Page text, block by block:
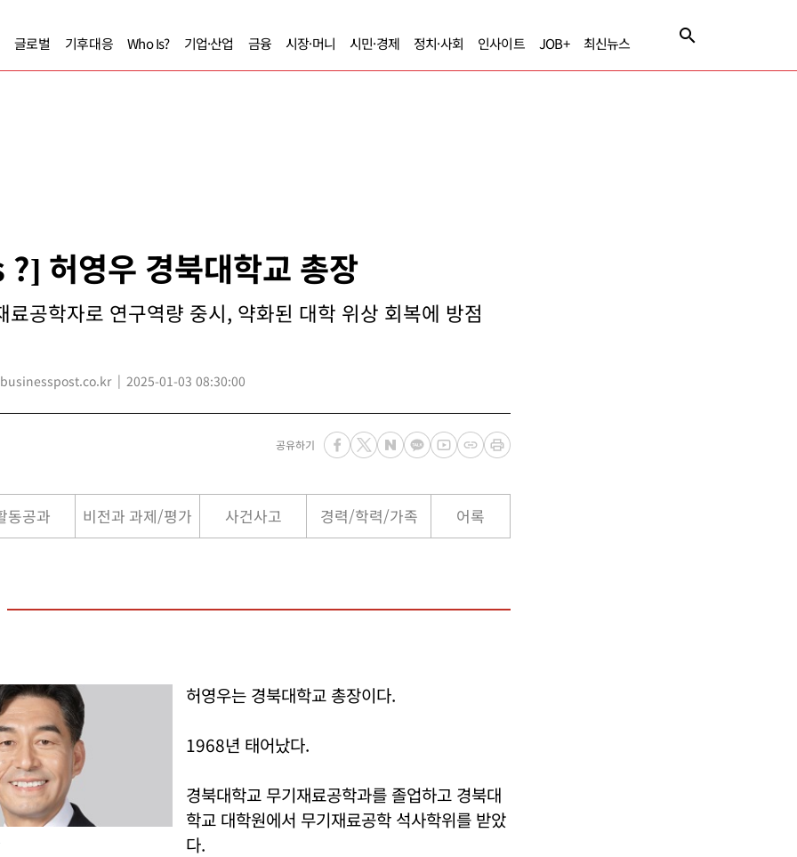
글로벌 기후대응 Who Is? 기업·산업 금융 시장·머니 시민·경제 정치·사회 인사이트 JOB+ 최신뉴스
허영우 경북대학교 총장
료공학자로 연구역량 중시, 약화된 대학 위상 회복에 방점
2025-01-03 08:30:00
공유하기
동공과 비전과 과제/평가 사건사고 경력/학력/가족 어록
허영우는 경북대학교 총장이다.
1968년 태어났다.
경북대학교 무기재료공학과를 졸업하고 경북대
학교 대학원에서 무기재료공학 석사학위를 받았
다.